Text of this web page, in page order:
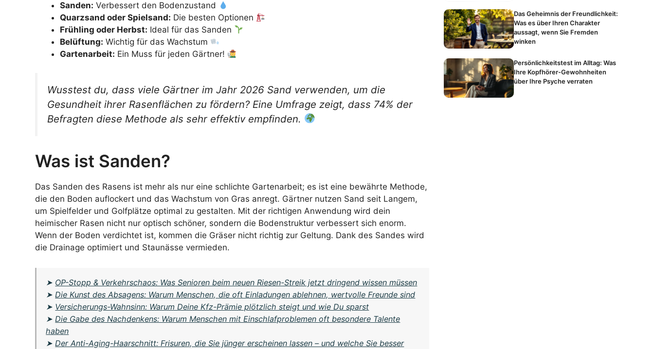
Sanden: Verbessert den Bodenzustand
Quarzsand oder Spielsand: Die besten Optionen
Frühling oder Herbst: Ideal für das Sanden
Belüftung: Wichtig für das Wachstum
Gartenarbeit: Ein Muss für jeden Gärtner!
Wusstest du, dass viele Gärtner im Jahr 2026 Sand verwenden, um die
Gesundheit ihrer Rasenflächen zu fördern? Eine Umfrage zeigt, dass 74% der
Befragten diese Methode als sehr effektiv empfinden.
Was ist Sanden?
Das Sanden des Rasens ist mehr als nur eine schlichte Gartenarbeit; es ist eine bewährte Methode,
die den Boden auflockert und das Wachstum von Gras anregt. Gärtner nutzen Sand seit Langem,
um Spielfelder und Golfplätze optimal zu gestalten. Mit der richtigen Anwendung wird dein
heimischer Rasen nicht nur optisch schöner, sondern die Bodenstruktur verbessert sich enorm.
Wenn der Boden verdichtet ist, kommen die Gräser nicht richtig zur Geltung. Dank des Sandes wird
die Drainage optimiert und Staunässe vermieden.
➤ OP-Stopp & Verkehrschaos: Was Senioren beim neuen Riesen-Streik jetzt dringend wissen müssen
➤Die Kunst des Absagens: Warum Menschen, die oft Einladungen ablehnen, wertvolle Freunde sind
➤ Versicherungs-Wahnsinn: Warum Deine Kfz-Prämie plötzlich steigt und wie Du sparst
➤Die Gabe des Nachdenkens: Warum Menschen mit Einschlafproblemen oft besondere Talente
haben
➤Der Anti-Aging-Haarschnitt: Frisuren, die Sie jünger erscheinen lassen – und welche Sie besser
Das Geheimnis der Freundlichkeit:
Was es über Ihren Charakter
aussagt, wenn Sie Fremden
winken
Persönlichkeitstest im Alltag: Was
Ihre Kopfhörer-Gewohnheiten
über Ihre Psyche verraten